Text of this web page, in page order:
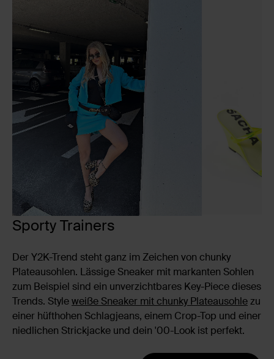
Sporty Trainers
Der Y2K-Trend steht ganz im Zeichen von chunky
Plateausohlen. Lässige Sneaker mit markanten Sohlen
zum Beispiel sind ein unverzichtbares Key-Piece dieses
Trends. Styleweiße Sneaker mit chunky Plateausohlezu
einer hüfthohen Schlagjeans, einem Crop-Top und einer
niedlichen Strickjacke und dein '00-Look ist perfekt.